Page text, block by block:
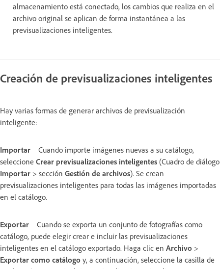
almacenamiento está conectado, los cambios que realiza en el
archivo original se aplican de forma instantánea a las
previsualizaciones inteligentes.
Creación de previsualizaciones inteligentes
Hay varias formas de generar archivos de previsualización
inteligente:
Importar
Cuando importe imágenes nuevas a su catálogo,
seleccione Crear previsualizaciones inteligentes (Cuadro de diálogo
Importar > sección Gestión de archivos). Se crean
previsualizaciones inteligentes para todas las imágenes importadas
en el catálogo.
Exportar
Cuando se exporta un conjunto de fotografías como
catálogo, puede elegir crear e incluir las previsualizaciones
inteligentes en el catálogo exportado. Haga clic en Archivo >
Exportar como catálogo y, a continuación, seleccione la casilla de